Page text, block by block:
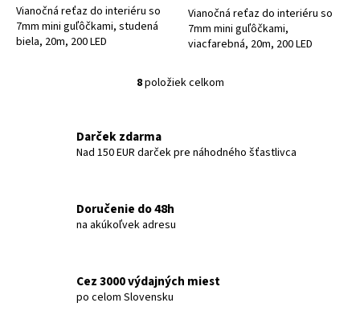
Vianočná reťaz do interiéru so
7mm mini guľôčkami, studená
biela, 20m, 200 LED
Vianočná reťaz do interiéru so
7mm mini guľôčkami,
viacfarebná, 20m, 200 LED
O
d
k
y
8položiek celkom
Darček zdarma
Nad 150 EUR darček pre náhodného šťastlivca
Doručenie do 48h
na akúkoľvek adresu
Cez 3000 výdajných miest
po celom Slovensku